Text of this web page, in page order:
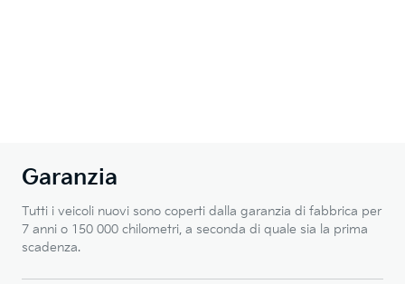
Garanzia
Tutti i veicoli nuovi sono coperti dalla garanzia di fabbrica per
7 anni o 150 000 chilometri, a seconda di quale sia la prima
scadenza.